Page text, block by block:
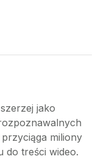
jako
miliony
do treści wideo.